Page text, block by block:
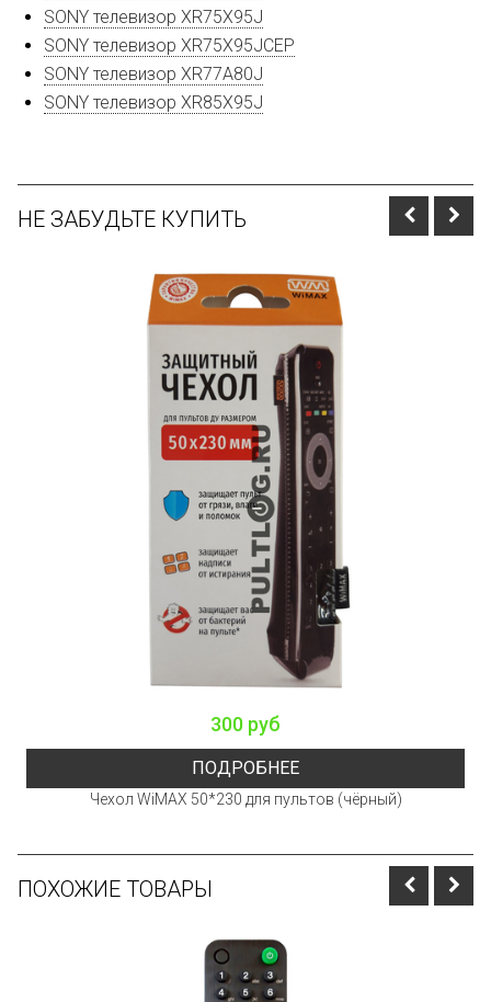
SONY телевизор XR75X95J
SONY телевизор XR75X95JCEP
SONY телевизор XR77A80J
SONY телевизор XR85X95J
НЕ ЗАБУДЬТЕ КУПИТЬ
300 руб
ПОДРОБНЕЕ
Чехол WiMAX 50*230 для пультов (чёрный)
ПОХОЖИЕ ТОВАРЫ